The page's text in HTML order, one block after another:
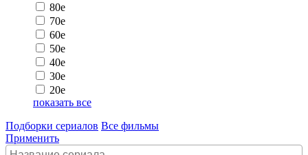
80e
70e
60e
50e
40e
30e
20e
показать все
Подборки сериалов Все фильмы
Применить